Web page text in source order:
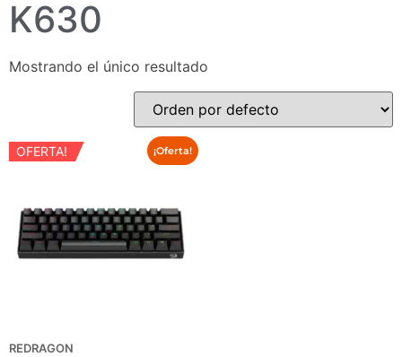
K630
Mostrando el único resultado
¡Oferta!
OFERTA!
REDRAGON